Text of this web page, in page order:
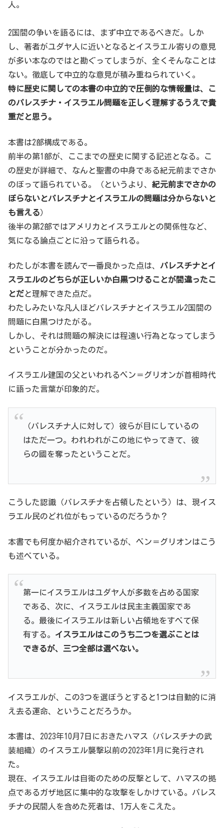
人。
2国間の争いを語るには、まず中立であるべきだ。しか
し、著者がユダヤ人に近いとなるとイスラエル寄りの意見
が多い本なのではと勘ぐってしまうが、全くそんなことは
ない。徹底して中立的な意見が積み重ねられていく。
特に歴史に関しての本書の中立的で圧倒的な情報量は、こ
のパレスチナ・イスラエル問題を正しく理解するうえで貴
重だと思う。
本書は2部構成である。
前半の第1部が、ここまでの歴史に関する記述となる。こ
の歴史が詳細で、なんと聖書の中身である紀元前までさか
のぼって語られている。（というより、 紀元前までさかの
ぼらないとパレスチナとイスラエルの問題は分からないと
も言える）
後半の第2部ではアメリカとイスラエルとの関係性など、
気になる論点ごとに沿って語られる。
わたしが本書を読んで一番良かった点は、 パレスチナとイ
スラエルのどちらが正しいか白黒つけることが間違ったこ
とだと理解できた点だ。
わたしみたいな凡人ほどパレスチナとイスラエル2国間の
問題に白黒つけたがる。
しかし、それは問題の解決には程遠い行為となってしまう
ということが分かったのだ。
イスラエル建国の父といわれるベン＝グリオンが首相時代
に語った言葉が印象的だ。
（パレスチナ人に対して）彼らが目にしているの
はただ一つ。われわれがこの地にやってきて、彼
らの國を奪ったということだ。
こうした認識（パレスチナを占領したという）は、現イス
ラエル民のどれ位がもっているのだろうか？
本書でも何度か紹介されているが、ベン＝グリオンはこう
も述べている。
第一にイスラエルはユダヤ人が多数を占める国家
である、次に、イスラエルは民主主義国家であ
る。最後にイスラエルは新しい占領地をすべて保
有する。 イスラエルはこのうち二つを選ぶことは
できるが、三つ全部は選べない。
イスラエルが、この3つを選ぼうとすると1つは自動的に消
え去る運命、ということだろうか。
本書は、2023年10月7日におきたハマス（パレスチナの武
装組織）のイスラエル襲撃以前の2023年1月に発行され
た。
現在、イスラエルは自衛のための反撃として、ハマスの拠
点であるガザ地区に集中的な攻撃をしかけている。パレス
チナの民間人を含めた死者は、1万人をこえた。